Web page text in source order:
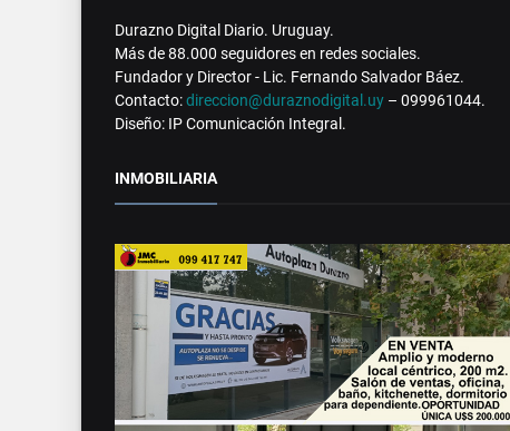
Durazno Digital Diario. Uruguay.
Más de 88.000 seguidores en redes sociales.
Fundador y Director - Lic. Fernando Salvador Báez.
Contacto:direccion@duraznodigital.uy – 099961044.
Diseño: IP Comunicación Integral.
INMOBILIARIA